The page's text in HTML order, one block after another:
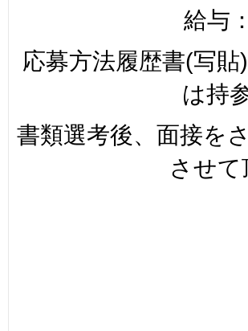
給与
応募方法履歴書(写
は持
書類選考後、面接を
させ